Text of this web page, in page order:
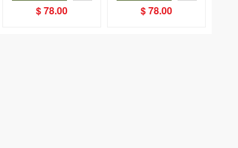
$ 78.00 $ 78.00